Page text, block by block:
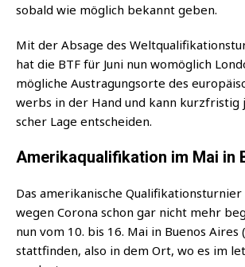
sobald wie mög­lich bekannt geben.
Mit der Absa­ge des
hat die BTF für Juni nun womög­lich
mög­li­che Aus­tra­gungs­or­te des
werbs in der Hand und kann kurz­fris­tig
scher Lage entscheiden.
Amerikaqualifikation im Mai in
Das ame­ri­ka­ni­sche
wegen Coro­na schon gar nicht mehr
nun vom 10. bis 16. Mai in Bue­nos
statt­fin­den, also in dem Ort, wo es im